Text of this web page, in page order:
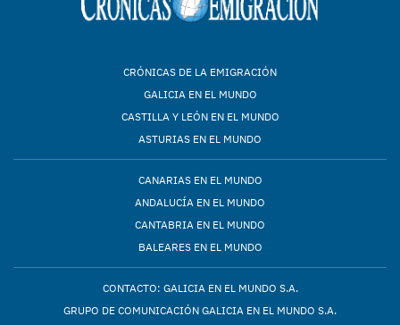
CRÓNICAS DE LA EMIGRACIÓN
GALICIA EN EL MUNDO
CASTILLA Y LEÓN EN EL MUNDO
ASTURIAS EN EL MUNDO
CANARIAS EN EL MUNDO
ANDALUCÍA EN EL MUNDO
CANTABRIA EN EL MUNDO
BALEARES EN EL MUNDO
CONTACTO: GALICIA EN EL MUNDO S.A.
GRUPO DE COMUNICACIÓN GALICIA EN EL MUNDO S.A.